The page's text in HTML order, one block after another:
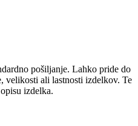
pošiljanje. Lahko pride do
velikosti ali lastnosti izdelkov. Te
izdelka.